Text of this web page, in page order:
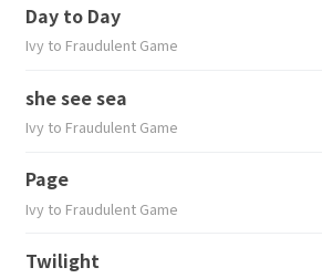
Day to Day
Ivy to Fraudulent Game
she see sea
Ivy to Fraudulent Game
Page
Ivy to Fraudulent Game
Twilight